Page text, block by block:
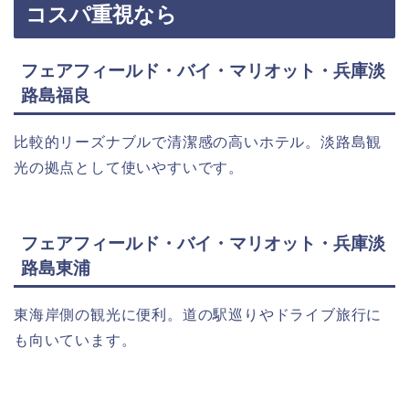
コスパ重視なら
フェアフィールド・バイ・マリオット・兵庫淡
路島福良
比較的リーズナブルで清潔感の高いホテル。淡路島観
光の拠点として使いやすいです。
フェアフィールド・バイ・マリオット・兵庫淡
路島東浦
東海岸側の観光に便利。道の駅巡りやドライブ旅行に
も向いています。